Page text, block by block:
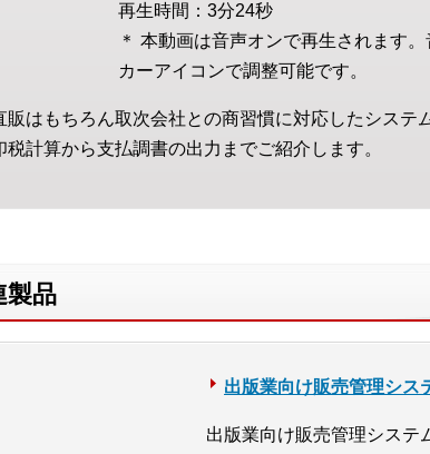
再生時間：3分24秒
＊ 本動画は音声オンで再生されます
カーアイコンで調整可能です。
販はもちろん取次会社との商習慣に対応したシス
税計算から支払調書の出力までご紹介します。
製品
出版業向け販売管理シ
出版業向け販売管理システ